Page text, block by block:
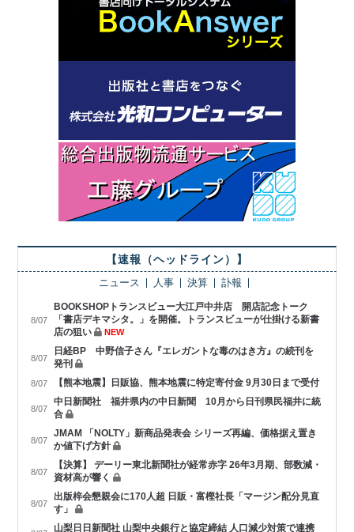
【速報（ヘッドライン）】
ニュース 人事 決算 訃報
8/07
BOOKSHOPトランスビュー大江戸中井店 開店記念トーク
「書店デキマシタ。」を開催。トランスビューが仕掛ける新書
店の狙い
NEW
8/07
日経BP 中野信子さん『エレガントな毒のはき方』の続刊を
発刊
8/07 【熊本地震】日販協、熊本地震に特定寄付金 9月30日まで受付
8/07
中日新聞社 福井県内の中日新聞 10月から日刊県民福井に統
合
8/07
JMAM 「NOLTY」新商品発表会 シリーズ再編、価格据え置き
か値下げ方針
8/07
【決算】 デーリー東北新聞社が経常赤字 26年3月期、部数減・
資材高が響く
8/07
出版梓会懇親会に170人超 日販・富樫社長「マージン配分見直
す」
山梨日日新聞社 山梨中央銀行と協定締結 人口減少対策で連携